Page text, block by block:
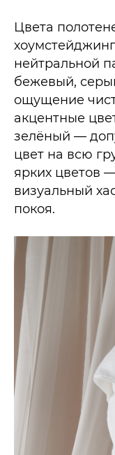
Цвета
нейтральной
бежевый,
ощущение
акцентные
зелёный —
цвет на всю
ярких цветов
визуальный
покоя.​